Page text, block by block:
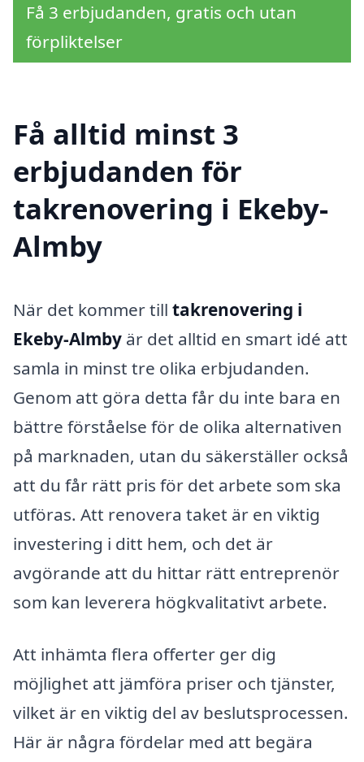
Få 3 erbjudanden, gratis och utan
förpliktelser
Få alltid minst 3
erbjudanden för
takrenovering i Ekeby-
Almby
När det kommer till takrenovering i
Ekeby-Almby är det alltid en smart idé att
samla in minst tre olika erbjudanden.
Genom att göra detta får du inte bara en
bättre förståelse för de olika alternativen
på marknaden, utan du säkerställer också
att du får rätt pris för det arbete som ska
utföras. Att renovera taket är en viktig
investering i ditt hem, och det är
avgörande att du hittar rätt entreprenör
som kan leverera högkvalitativt arbete.
Att inhämta flera offerter ger dig
möjlighet att jämföra priser och tjänster,
vilket är en viktig del av beslutsprocessen.
Här är några fördelar med att begära